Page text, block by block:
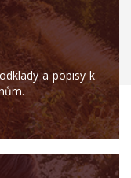
a popisy k